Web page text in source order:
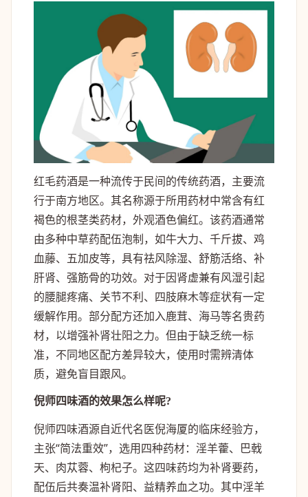
红毛药酒是一种流传于民间的传统药酒，主要流
行于南方地区。其名称源于所用药材中常含有红
褐色的根茎类药材，外观酒色偏红。该药酒通常
由多种中草药配伍泡制，如牛大力、千斤拔、鸡
血藤、五加皮等，具有祛风除湿、舒筋活络、补
肝肾、强筋骨的功效。对于因肾虚兼有风湿引起
的腰腿疼痛、关节不利、四肢麻木等症状有一定
缓解作用。部分配方还加入鹿茸、海马等名贵药
材，以增强补肾壮阳之力。但由于缺乏统一标
准，不同地区配方差异较大，使用时需辨清体
质，避免盲目跟风。
倪师四味酒的效果怎么样呢?
倪师四味酒源自近代名医倪海厦的临床经验方，
主张“简法重效”，选用四种药材：淫羊藿、巴戟
天、肉苁蓉、枸杞子。这四味药均为补肾要药，
配伍后共奏温补肾阳、益精养血之功。其中淫羊